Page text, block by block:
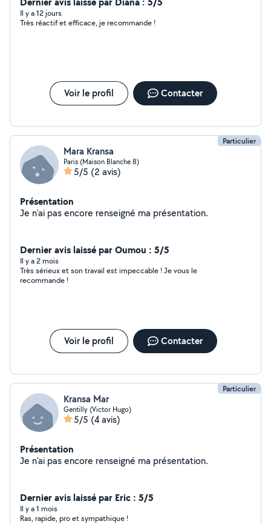
Il y a 12 jours
Très réactif et efficace, je recommande !
Voir le profil Contacter
Particulier
Mara Kransa
Paris (Maison Blanche 8)
5/5 (2 avis)
Présentation
Je n'ai pas encore renseigné ma présentation.
Dernier avis laissé par Oumou : 5/5
Il y a 2 mois
Très sérieux et son travail est impeccable ! Je vous le
recommande !
Voir le profil Contacter
Particulier
Kransa Mar
Gentilly (Victor Hugo)
5/5 (4 avis)
Présentation
Je n'ai pas encore renseigné ma présentation.
Dernier avis laissé par Eric : 5/5
Il y a 1 mois
Ras, rapide, pro et sympathique !